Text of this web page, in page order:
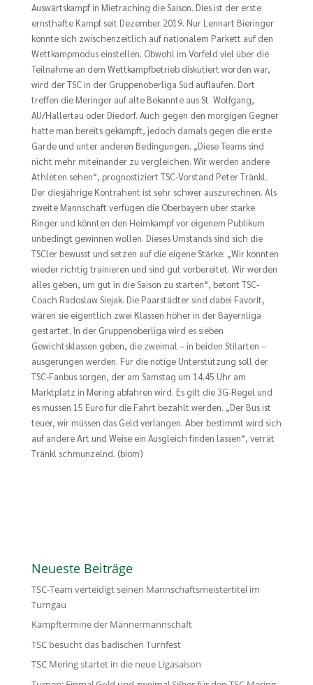
Auswärtskampf in Mietraching die Saison. Dies ist der erste
ernsthafte Kampf seit Dezember 2019. Nur Lennart Bieringer
konnte sich zwischenzeitlich auf nationalem Parkett auf den
Wettkampmodus einstellen. Obwohl im Vorfeld viel über die
Teilnahme an dem Wettkampfbetrieb diskutiert worden war,
wird der TSC in der Gruppenoberliga Süd auflaufen. Dort
treffen die Meringer auf alte Bekannte aus St. Wolfgang,
AU/Hallertau oder Diedorf. Auch gegen den morgigen Gegner
hatte man bereits gekämpft, jedoch damals gegen die erste
Garde und unter anderen Bedingungen. „Diese Teams sind
nicht mehr miteinander zu vergleichen. Wir werden andere
Athleten sehen“, prognostiziert TSC-Vorstand Peter Tränkl.
Der diesjährige Kontrahent ist sehr schwer auszurechnen. Als
zweite Mannschaft verfügen die Oberbayern über starke
Ringer und könnten den Heimkampf vor eigenem Publikum
unbedingt gewinnen wollen. Dieses Umstands sind sich die
TSCler bewusst und setzen auf die eigene Stärke: „Wir konnten
wieder richtig trainieren und sind gut vorbereitet. Wir werden
alles geben, um gut in die Saison zu starten“, betont TSC-
Coach Radoslaw Siejak. Die Paarstädter sind dabei Favorit,
wären sie eigentlich zwei Klassen höher in der Bayernliga
gestartet. In der Gruppenoberliga wird es sieben
Gewichtsklassen geben, die zweimal – in beiden Stilarten –
ausgerungen werden. Für die nötige Unterstützung soll der
TSC-Fanbus sorgen, der am Samstag um 14.45 Uhr am
Marktplatz in Mering abfahren wird. Es gilt die 3G-Regel und
es müssen 15 Euro für die Fahrt bezahlt werden. „Der Bus ist
teuer, wir müssen das Geld verlangen. Aber bestimmt wird sich
auf andere Art und Weise ein Ausgleich finden lassen“, verrät
Tränkl schmunzelnd. (biom)
Neueste Beiträge
TSC-Team verteidigt seinen Mannschaftsmeistertitel im
Turngau
Kampftermine der Männermannschaft
TSC besucht das badischen Turnfest
TSC Mering startet in die neue Ligasaison